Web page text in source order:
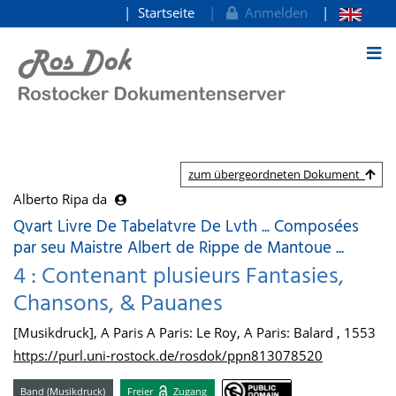
zum Inhalt
Startseite Anmelden
zum übergeordneten Dokument
Alberto Ripa da
Qvart Livre De Tabelatvre De Lvth ... Composées
par seu Maistre Albert de Rippe de Mantoue ...
4 : Contenant plusieurs Fantasies,
Chansons, & Pauanes
[Musikdruck], A Paris A Paris: Le Roy, A Paris: Balard , 1553
https://purl.uni-rostock.de/rosdok/ppn813078520
Band (Musikdruck) Freier Zugang